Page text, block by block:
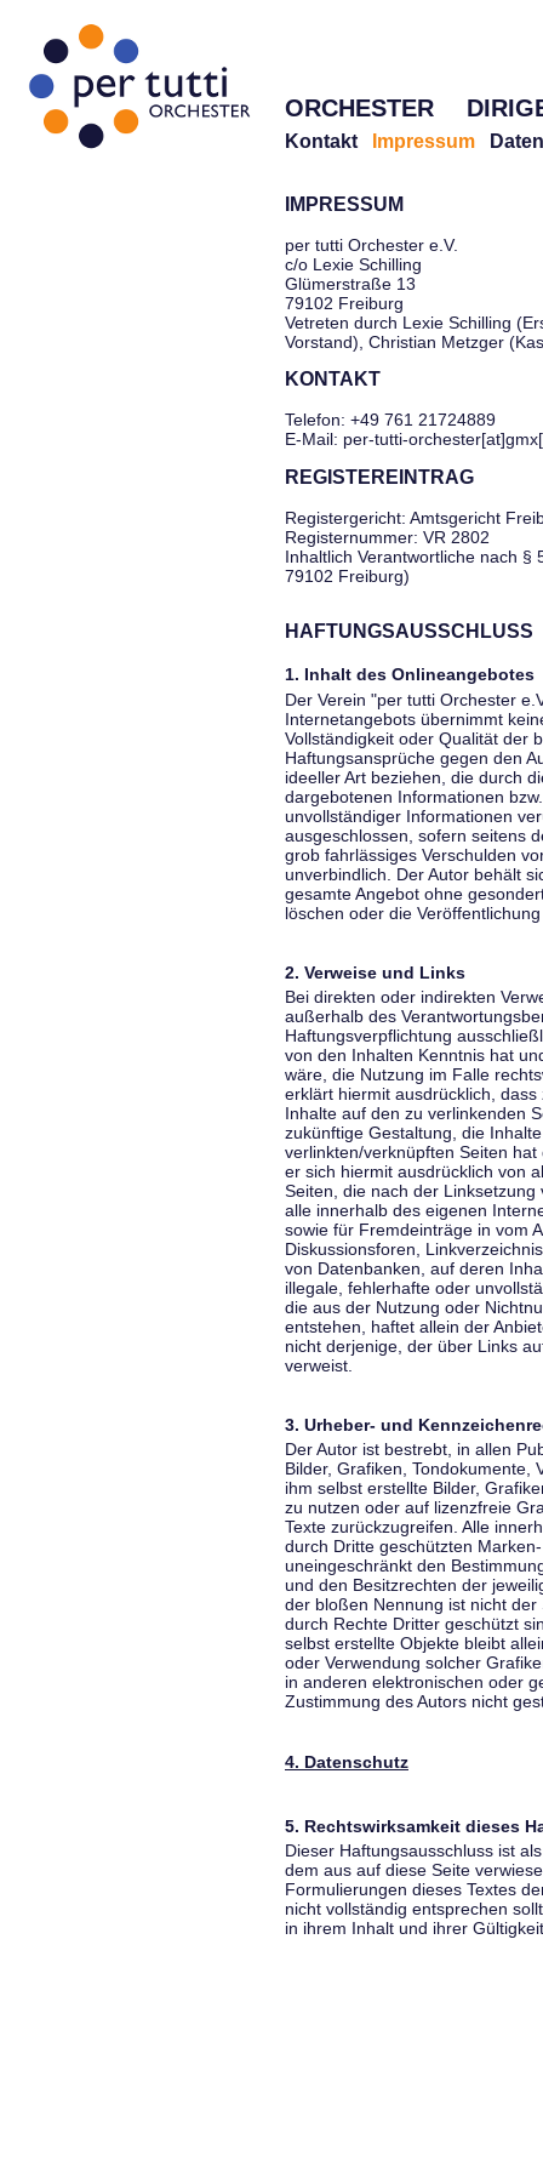
ORCHESTER
Kontakt Impressum
IMPRESSUM
per tutti Orchester e.V.
c/o Lexie Schilling
Glümerstraße 13
79102 Freiburg
Vetreten durch Lexie Schilling
Vorstand), Christian Metzger
KONTAKT
Telefon: +49 761 21724889
E-Mail: per-tutti-
REGISTEREINTRAG
Registergericht: Amtsgericht
Registernummer: VR 2802
Inhaltlich Verantwortliche nach §
79102 Freiburg)
HAFTUNGSAUSSCHLUSS
1. Inhalt des Onlineangebotes
Der Verein "per tutti Orchester
Internetangebots übernimmt
Vollständigkeit oder Qualität der
Haftungsansprüche gegen den
ideeller Art beziehen, die durch
dargebotenen Informationen
unvollständiger Informationen
ausgeschlossen, sofern seitens
grob fahrlässiges Verschulden
unverbindlich. Der Autor behält
gesamte Angebot ohne
löschen oder die
2. Verweise und Links
Bei direkten oder indirekten
außerhalb des
Haftungsverpflichtung
von den Inhalten Kenntnis hat
wäre, die Nutzung im Falle
erklärt hiermit ausdrücklich,
Inhalte auf den zu verlinkenden
zukünftige Gestaltung, die
verlinkten/verknüpften Seiten
er sich hiermit ausdrücklich von
Seiten, die nach der
alle innerhalb des eigenen
sowie für Fremdeinträge in vom
Diskussionsforen,
von Datenbanken, auf deren
illegale, fehlerhafte oder
die aus der Nutzung oder
entstehen, haftet allein der
nicht derjenige, der über Links
verweist.
3. Urheber- und
Der Autor ist bestrebt, in allen
Bilder, Grafiken, Tondokumente,
ihm selbst erstellte Bilder,
zu nutzen oder auf lizenzfreie
Texte zurückzugreifen. Alle
durch Dritte geschützten
uneingeschränkt den
und den Besitzrechten der
der bloßen Nennung ist nicht
durch Rechte Dritter geschützt
selbst erstellte Objekte bleibt
oder Verwendung solcher
in anderen elektronischen oder
Zustimmung des Autors nicht
4. Datenschutz
5. Rechtswirksamkeit dieses
Dieser Haftungsausschluss ist
dem aus auf diese Seite
Formulierungen dieses Textes
nicht vollständig entsprechen
in ihrem Inhalt und ihrer